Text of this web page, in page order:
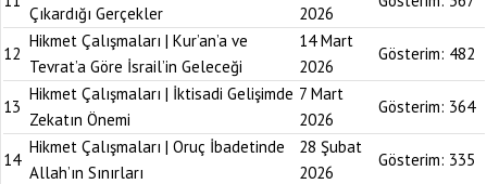
Çıkardığı Gerçekler 2026
12
Hikmet Çalışmaları | Kur’an’a ve
Tevrat’a Göre İsrail’in Geleceği
14 Mart
2026
Gösterim: 482
13
Hikmet Çalışmaları | İktisadi Gelişimde
Zekatın Önemi
7 Mart
2026
Gösterim: 364
14
Hikmet Çalışmaları | Oruç İbadetinde
Allah’ın Sınırları
28 Şubat
2026
Gösterim: 335